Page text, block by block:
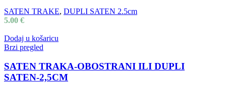
SATEN TRAKE, DUPLI SATEN 2.5cm
5.00 €
Dodaj u košaricu
Brzi pregled
SATEN TRAKA-OBOSTRANI ILI DUPLI
SATEN-2,5CM